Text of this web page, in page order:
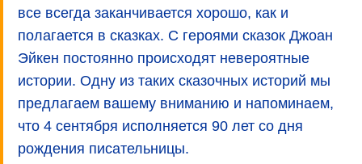
все всегда заканчивается хорошо, как и
полагается в сказках. С героями сказок Джоан
Эйкен постоянно происходят невероятные
истории. Одну из таких сказочных историй мы
предлагаем вашему вниманию и напоминаем,
что 4 сентября исполняется 90 лет со дня
рождения писательницы.